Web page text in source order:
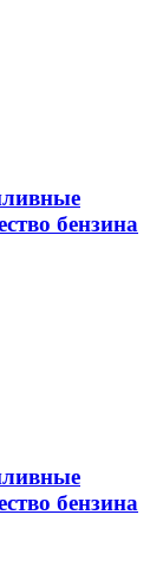
бензина
бензина